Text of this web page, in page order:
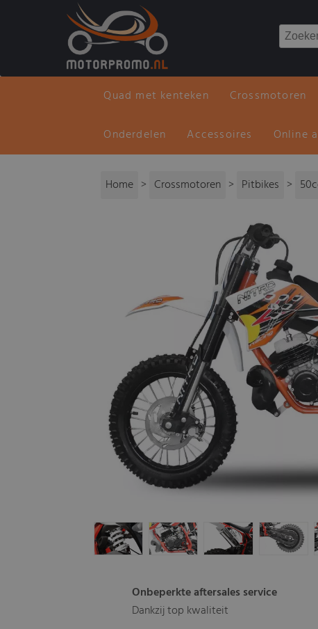
Quad met kenteken Crossmotoren
Onderdelen Accessoires Online
Home > Crossmotoren > Pitbikes >
Onbeperkte aftersales service
Dankzij top kwaliteit